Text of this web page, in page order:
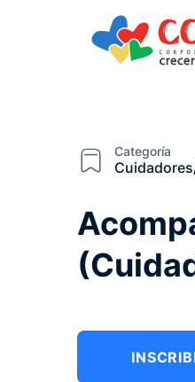
Categoría